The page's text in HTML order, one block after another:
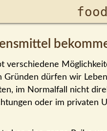
food­
verschiedene
Gründen dürfen wir
im Normal­fall nicht
oder im privaten